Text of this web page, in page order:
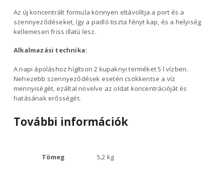
Az új koncentrált formula könnyen eltávolítja a port és a
szennyeződéseket, így a padló tiszta fényt kap, és a helyiség
kellemesen friss illatú lesz.
Alkalmazási technika:
A napi ápoláshoz hígítson 2 kupaknyi terméket 5 l vízben.
Nehezebb szennyeződések esetén csökkentse a víz
mennyiségét, ezáltal növelve az oldat koncentrációját és
hatásának erősségét.
További információk
Tömeg 5,2 kg